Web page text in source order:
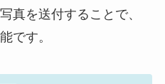
真を送付することで、
です。